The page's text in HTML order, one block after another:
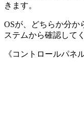
きます。
OSが、どちらか分か
ステムから確認して
《コントロールパネ